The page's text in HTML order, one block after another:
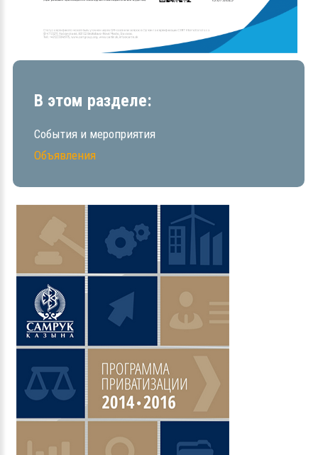
В этом разделе:
События и мероприятия
Объявления